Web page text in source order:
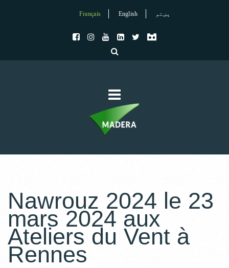
Français English پښتو
Nawrouz 2024 le 23
mars 2024 aux
Ateliers du Vent à
Rennes